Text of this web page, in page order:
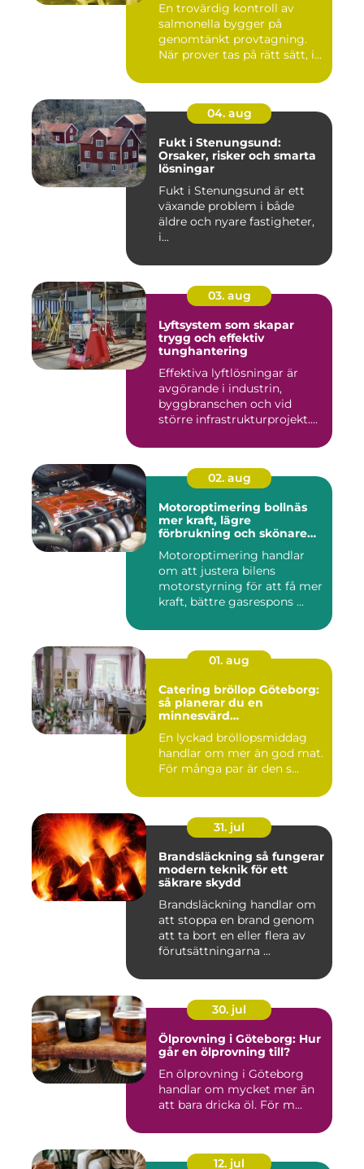
En trovärdig kontroll av
salmonella bygger på
genomtänkt provtagning.
När prover tas på rätt sätt, i...
04. aug
Fukt i Stenungsund:
Orsaker, risker och smarta
lösningar
Fukt i Stenungsund är ett
växande problem i både
äldre och nyare fastigheter,
i...
03. aug
Lyftsystem som skapar
trygg och effektiv
tunghantering
Effektiva lyftlösningar är
avgörande i industrin,
byggbranschen och vid
större infrastrukturprojekt....
02. aug
Motoroptimering bollnäs
mer kraft, lägre
förbrukning och skönare
Motoroptimering handlar
om att justera bilens
motorstyrning för att få mer
kraft, bättre gasrespons ...
01. aug
Catering bröllop Göteborg:
så planerar du en
minnesvärd
En lyckad bröllopsmiddag
handlar om mer än god mat.
För många par är den s...
31. jul
Brandsläckning så fungerar
modern teknik för ett
säkrare skydd
Brandsläckning handlar om
att stoppa en brand genom
att ta bort en eller flera av
förutsättningarna ...
30. jul
Ölprovning i Göteborg: Hur
går en ölprovning till?
En ölprovning i Göteborg
handlar om mycket mer än
att bara dricka öl. För m...
12. jul